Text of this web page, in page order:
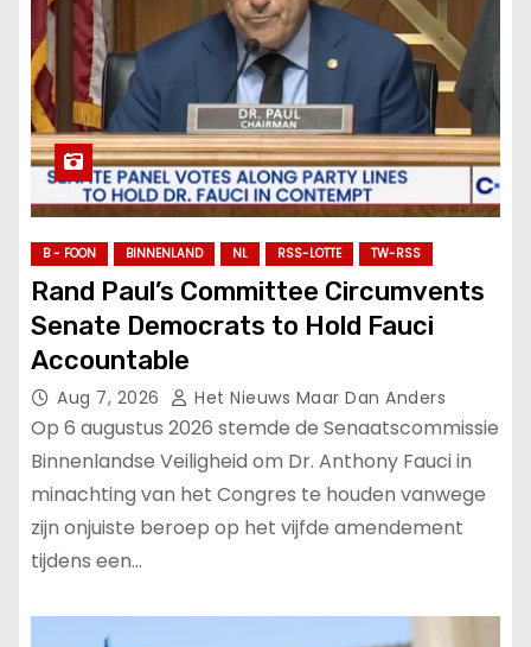
B - FOON BINNENLAND NL RSS-LOTTE TW-RSS
Rand Paul’s Committee Circumvents
Senate Democrats to Hold Fauci
Accountable
Aug 7, 2026 Het Nieuws Maar Dan Anders
Op 6 augustus 2026 stemde de Senaatscommissie
Binnenlandse Veiligheid om Dr. Anthony Fauci in
minachting van het Congres te houden vanwege
zijn onjuiste beroep op het vijfde amendement
tijdens een…